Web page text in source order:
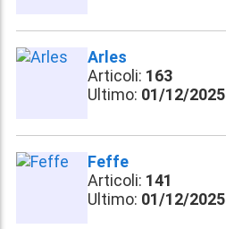
Arles
Articoli: 163
Ultimo: 01/12/2025
Feffe
Articoli: 141
Ultimo: 01/12/2025